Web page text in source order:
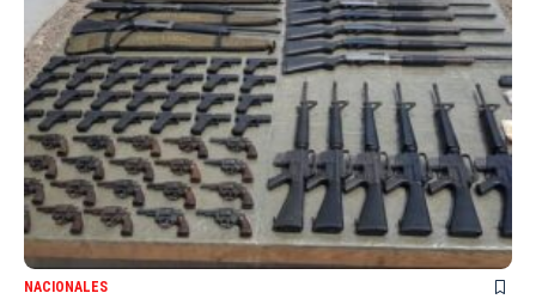
NACIONALES